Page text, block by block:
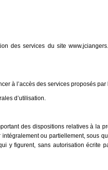
des services du site
à l’accès des services proposés par
d’utilisation.
des dispositions relatives à la
ou partiellement, sous
y figurent, sans autorisation écrite